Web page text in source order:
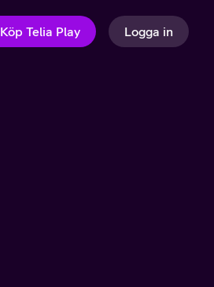
Köp Telia Play Logga in